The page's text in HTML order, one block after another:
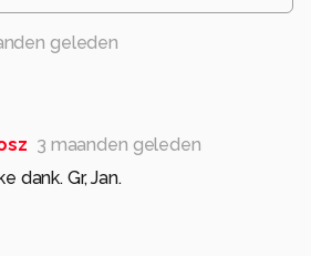
geleden
3 maanden geleden
dank. Gr, Jan.